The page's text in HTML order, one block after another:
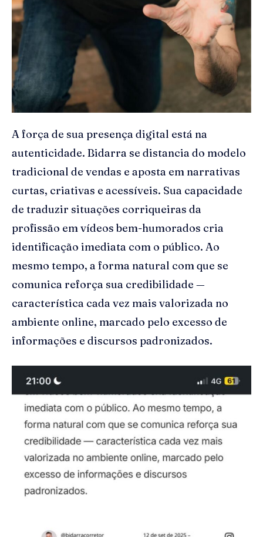
A força de sua presença digital está na
autenticidade. Bidarra se distancia do modelo
tradicional de vendas e aposta em narrativas
curtas, criativas e acessíveis. Sua capacidade
de traduzir situações corriqueiras da
profissão em vídeos bem-humorados cria
identificação imediata com o público. Ao
mesmo tempo, a forma natural com que se
comunica reforça sua credibilidade —
característica cada vez mais valorizada no
ambiente online, marcado pelo excesso de
informações e discursos padronizados.